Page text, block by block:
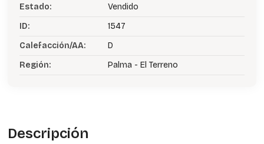
Estado:
Vendido
ID:
1547
Calefacción/AA:
D
Región:
Palma - El Terreno
Descripción